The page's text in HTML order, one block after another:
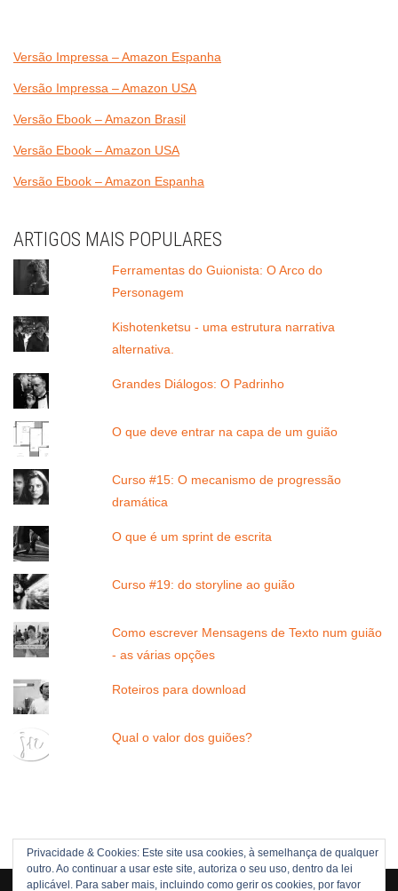
Versão Impressa – Amazon Espanha
Versão Impressa – Amazon USA
Versão Ebook – Amazon Brasil
Versão Ebook – Amazon USA
Versão Ebook – Amazon Espanha
ARTIGOS MAIS POPULARES
Ferramentas do Guionista: O Arco do
Personagem
Kishotenketsu - uma estrutura narrativa
alternativa.
Grandes Diálogos: O Padrinho
O que deve entrar na capa de um guião
Curso #15: O mecanismo de progressão
dramática
O que é um sprint de escrita
Curso #19: do storyline ao guião
Como escrever Mensagens de Texto num guião
- as várias opções
Roteiros para download
Qual o valor dos guiões?
Privacidade & Cookies: Este site usa cookies, à semelhança de qualquer
outro. Ao continuar a usar este site, autoriza o seu uso, dentro da lei
aplicável. Para saber mais, incluindo como gerir os cookies, por favor
Direitos Reservados © 2005 -[current_year] JOÃO NUNES